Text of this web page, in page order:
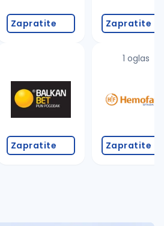
Zapratite
Zapratite
Zapratite
1 oglas
Zapratite